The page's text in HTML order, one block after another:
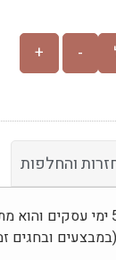
-
+
והחלפות
המשלוח ימסר תוך 5-7
ובחגים